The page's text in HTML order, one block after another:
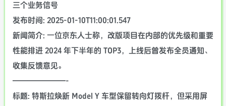
三个业务信号
发布时间: 2025-01-10T11:00:01.547
新闻简介: 一位京东人士称，改版项目在内部的优先级和重要
性能排进 2024 年下半年的 TOP3，上线后曾发布全员通知、
收集反馈意见。
———————-
标题: 特斯拉焕新 Model Y 车型保留转向灯拨杆，但采用屏